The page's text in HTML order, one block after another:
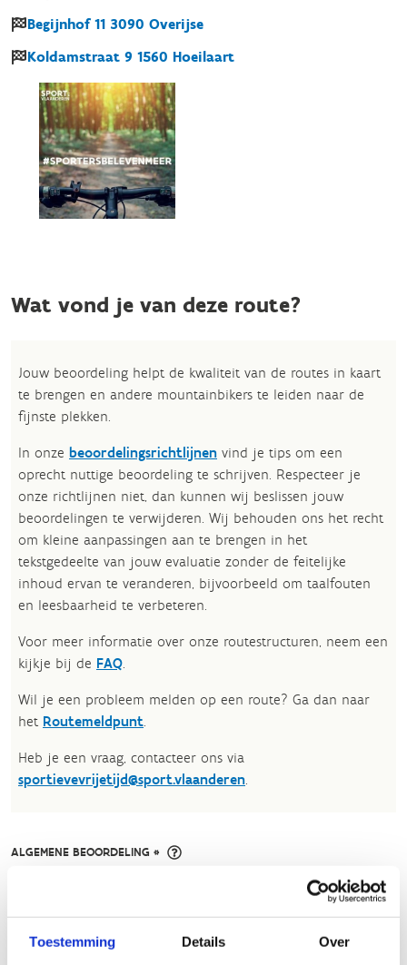
Toestemming Details Over
Begijnhof 11 3090 Overijse
Koldamstraat 9 1560 Hoeilaart
Wat vond je van deze route?
Jouw beoordeling helpt de kwaliteit van de routes in kaart
te brengen en andere mountainbikers te leiden naar de
fijnste plekken.
In onze beoordelingsrichtlijnen vind je tips om een
oprecht nuttige beoordeling te schrijven. Respecteer je
onze richtlijnen niet, dan kunnen wij beslissen jouw
beoordelingen te verwijderen. Wij behouden ons het recht
om kleine aanpassingen aan te brengen in het
tekstgedeelte van jouw evaluatie zonder de feitelijke
inhoud ervan te veranderen, bijvoorbeeld om taalfouten
en leesbaarheid te verbeteren.​
Voor meer informatie over onze routestructuren, neem een
kijkje bij de FAQ.
Wil je een probleem melden op een route? Ga dan naar
het Routemeldpunt.
Heb je een vraag, contacteer ons via
sportievevrijetijd@sport.vlaanderen.​
ALGEMENE BEOORDELING *
slecht goed